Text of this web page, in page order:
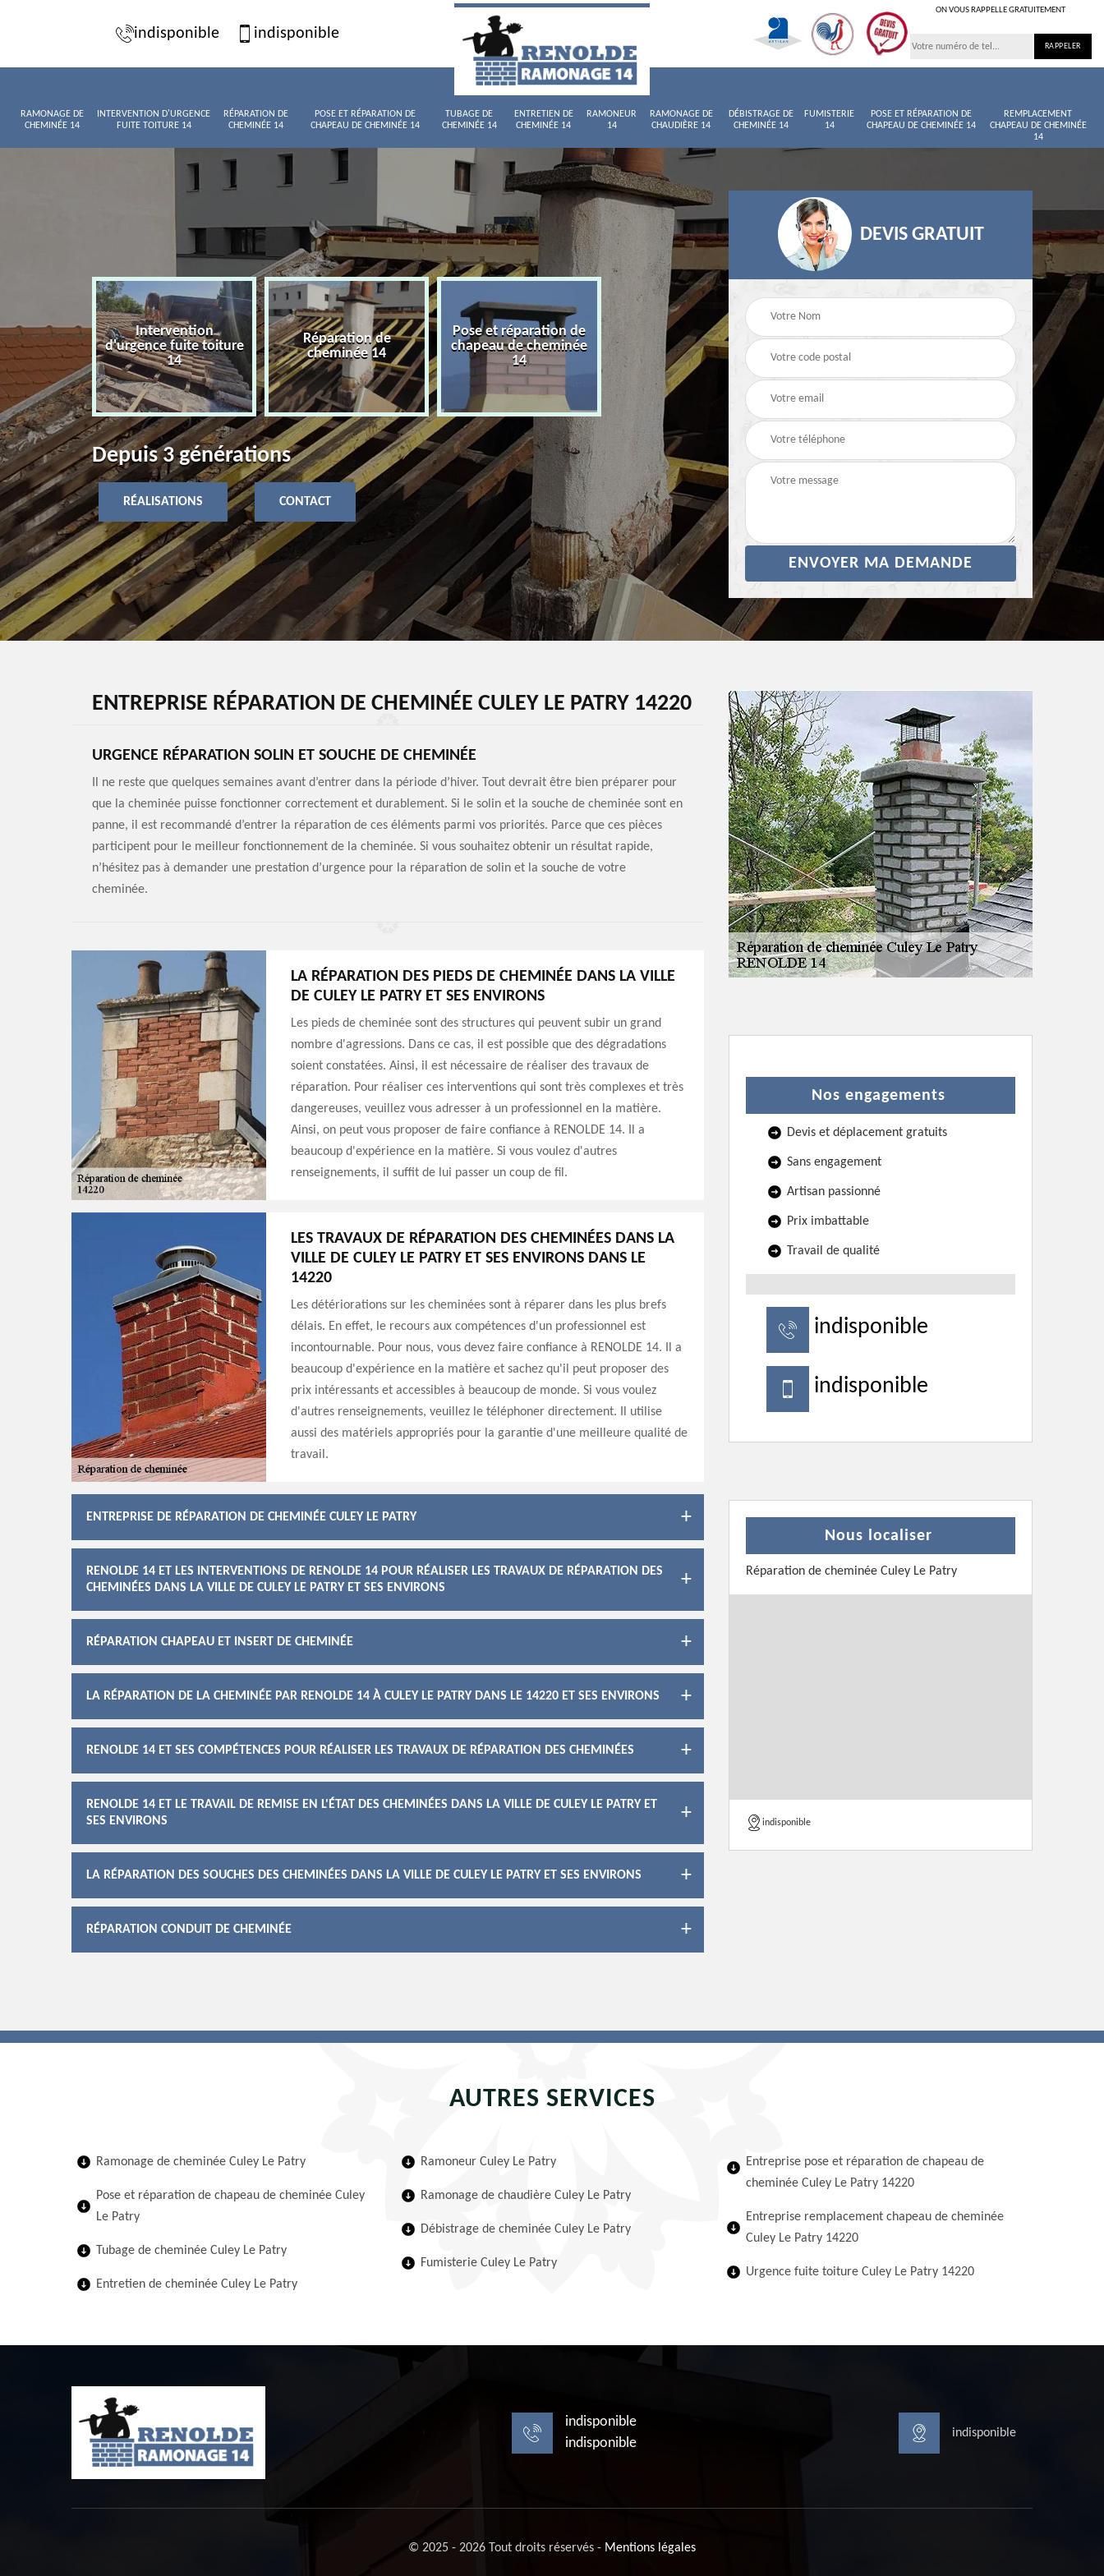
indisponible indisponible
ON VOUS RAPPELLE GRATUITEMENT
RAMONAGE DE
CHEMINÉE 14
INTERVENTION D'URGENCE
FUITE TOITURE 14
RÉPARATION DE
CHEMINÉE 14
POSE ET RÉPARATION DE
CHAPEAU DE CHEMINÉE 14
TUBAGE DE
CHEMINÉE 14
ENTRETIEN DE
CHEMINÉE 14
RAMONEUR
14
RAMONAGE DE
CHAUDIÈRE 14
DÉBISTRAGE DE
CHEMINÉE 14
FUMISTERIE
14
POSE ET RÉPARATION DE
CHAPEAU DE CHEMINÉE 14
REMPLACEMENT
CHAPEAU DE CHEMINÉE
14
fuite toiture
14
Réparation de
cheminée 14
Pose et réparation de
chapeau de cheminée
14
Tubage de cheminée
14
Entretien de cheminée
14
Ramonage
chaudière
Depuis 3 générations
RÉALISATIONS CONTACT
DEVIS GRATUIT
ENTREPRISE RÉPARATION DE CHEMINÉE CULEY LE PATRY 14220
URGENCE RÉPARATION SOLIN ET SOUCHE DE CHEMINÉE
Il ne reste que quelques semaines avant d’entrer dans la période d’hiver. Tout devrait être bien préparer pour
que la cheminée puisse fonctionner correctement et durablement. Si le solin et la souche de cheminée sont en
panne, il est recommandé d’entrer la réparation de ces éléments parmi vos priorités. Parce que ces pièces
participent pour le meilleur fonctionnement de la cheminée. Si vous souhaitez obtenir un résultat rapide,
n’hésitez pas à demander une prestation d’urgence pour la réparation de solin et la souche de votre
cheminée.
LA RÉPARATION DES PIEDS DE CHEMINÉE DANS LA VILLE
DE CULEY LE PATRY ET SES ENVIRONS
Les pieds de cheminée sont des structures qui peuvent subir un grand
nombre d'agressions. Dans ce cas, il est possible que des dégradations
soient constatées. Ainsi, il est nécessaire de réaliser des travaux de
réparation. Pour réaliser ces interventions qui sont très complexes et très
dangereuses, veuillez vous adresser à un professionnel en la matière.
Ainsi, on peut vous proposer de faire confiance à RENOLDE 14. Il a
beaucoup d'expérience en la matière. Si vous voulez d'autres
renseignements, il suffit de lui passer un coup de fil.
LES TRAVAUX DE RÉPARATION DES CHEMINÉES DANS LA
VILLE DE CULEY LE PATRY ET SES ENVIRONS DANS LE
14220
Les détériorations sur les cheminées sont à réparer dans les plus brefs
délais. En effet, le recours aux compétences d'un professionnel est
incontournable. Pour nous, vous devez faire confiance à RENOLDE 14. Il a
beaucoup d'expérience en la matière et sachez qu'il peut proposer des
prix intéressants et accessibles à beaucoup de monde. Si vous voulez
d'autres renseignements, veuillez le téléphoner directement. Il utilise
aussi des matériels appropriés pour la garantie d'une meilleure qualité de
travail.
ENTREPRISE DE RÉPARATION DE CHEMINÉE CULEY LE PATRY
RENOLDE 14 ET LES INTERVENTIONS DE RENOLDE 14 POUR RÉALISER LES TRAVAUX DE RÉPARATION DES
CHEMINÉES DANS LA VILLE DE CULEY LE PATRY ET SES ENVIRONS
RÉPARATION CHAPEAU ET INSERT DE CHEMINÉE
LA RÉPARATION DE LA CHEMINÉE PAR RENOLDE 14 À CULEY LE PATRY DANS LE 14220 ET SES ENVIRONS
RENOLDE 14 ET SES COMPÉTENCES POUR RÉALISER LES TRAVAUX DE RÉPARATION DES CHEMINÉES
RENOLDE 14 ET LE TRAVAIL DE REMISE EN L'ÉTAT DES CHEMINÉES DANS LA VILLE DE CULEY LE PATRY ET
SES ENVIRONS
LA RÉPARATION DES SOUCHES DES CHEMINÉES DANS LA VILLE DE CULEY LE PATRY ET SES ENVIRONS
RÉPARATION CONDUIT DE CHEMINÉE
Nos engagements
Devis et déplacement gratuits
Sans engagement
Artisan passionné
Prix imbattable
Travail de qualité
indisponible
indisponible
Nous localiser
Réparation de cheminée Culey Le Patry
indisponible
AUTRES SERVICES
Ramonage de cheminée Culey Le Patry
Pose et réparation de chapeau de cheminée Culey
Le Patry
Tubage de cheminée Culey Le Patry
Entretien de cheminée Culey Le Patry
Ramoneur Culey Le Patry
Ramonage de chaudière Culey Le Patry
Débistrage de cheminée Culey Le Patry
Fumisterie Culey Le Patry
Entreprise pose et réparation de chapeau de
cheminée Culey Le Patry 14220
Entreprise remplacement chapeau de cheminée
Culey Le Patry 14220
Urgence fuite toiture Culey Le Patry 14220
indisponible
indisponible
indisponible
© 2025 - 2026 Tout droits réservés - Mentions légales